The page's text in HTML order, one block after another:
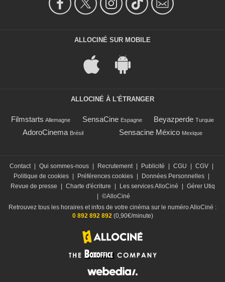
ALLOCINÉ SUR MOBILE
ALLOCINÉ À L'ÉTRANGER
Filmstarts Allemagne SensaCine Espagne Beyazperde Turquie
AdoroCinema Brésil Sensacine México Mexique
Contact Qui sommes-nous Recrutement Publicité CGU CGV
Politique de cookies
Préférences cookies Données Personnelles
Revue de presse
Charte d'écriture Les services AlloCiné
Gérer Utiq
©AlloCiné
Retrouvez tous les horaires et infos de votre cinéma sur le numéro AlloCiné :
0 892 892 892(0,90€/minute)